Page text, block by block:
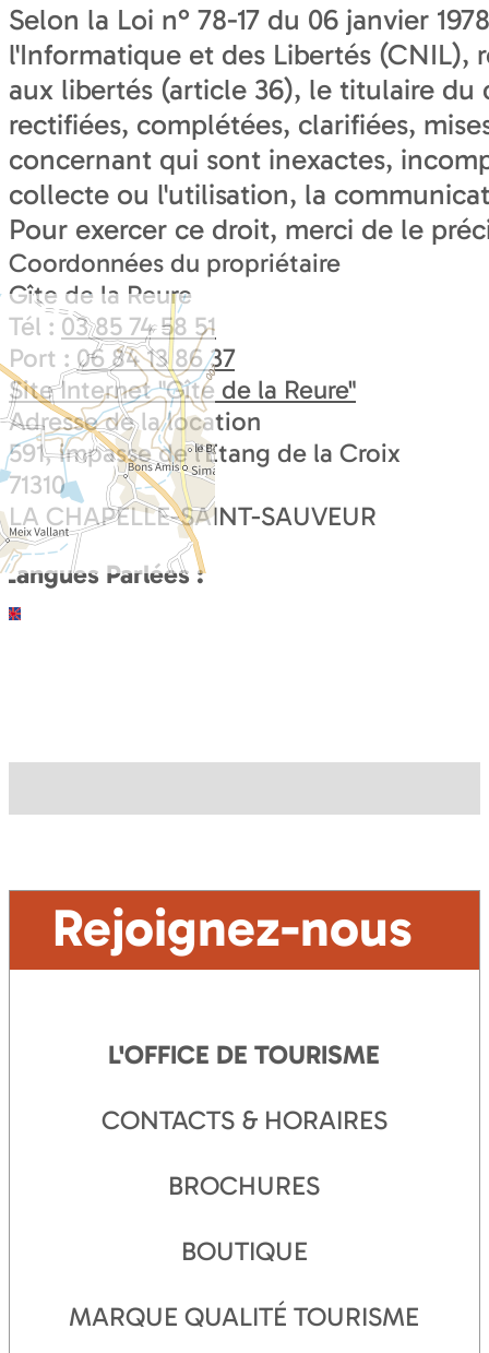
Selon la Loi n° 78-17 du 06 janvier
l'Informatique et des Libertés (CNIL),
aux libertés (article 36), le titulaire
rectifiées, complétées, clarifiées,
concernant qui sont inexactes,
collecte ou l'utilisation, la
Pour exercer ce droit, merci de le
Coordonnées du propriétaire
Gîte de la Reure
Tél : 03 85 74 58 51
Port : 06 84 13 86 37
Site Internet"Gîte de la Reure"
Adresse de la location
591, impasse de l'Etang de la Croix
71310
LA CHAPELLE-SAINT-SAUVEUR
Langues Parlées :
Rejoignez-nous
L'OFFICE DE TOURISME
CONTACTS & HORAIRES
BROCHURES
BOUTIQUE
MARQUE QUALITÉ TOURISME